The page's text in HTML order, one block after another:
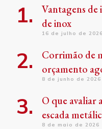
Vantagens
de inox
16 de julho de 2026
Corrimão de
orçamento
8 de junho de 2026
O que avaliar
escada
8 de maio de 2026